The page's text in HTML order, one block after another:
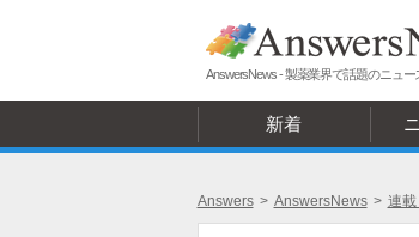
AnswersNews - 製薬業界で話題のニュ
新着
Answers > AnswersNews > 連